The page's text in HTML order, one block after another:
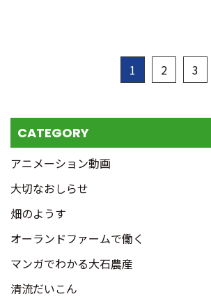
1 2 3
CATEGORY
アニメーション動画
大切なおしらせ
畑のようす
オーランドファームで働く
マンガでわかる大石農産
清流だいこん